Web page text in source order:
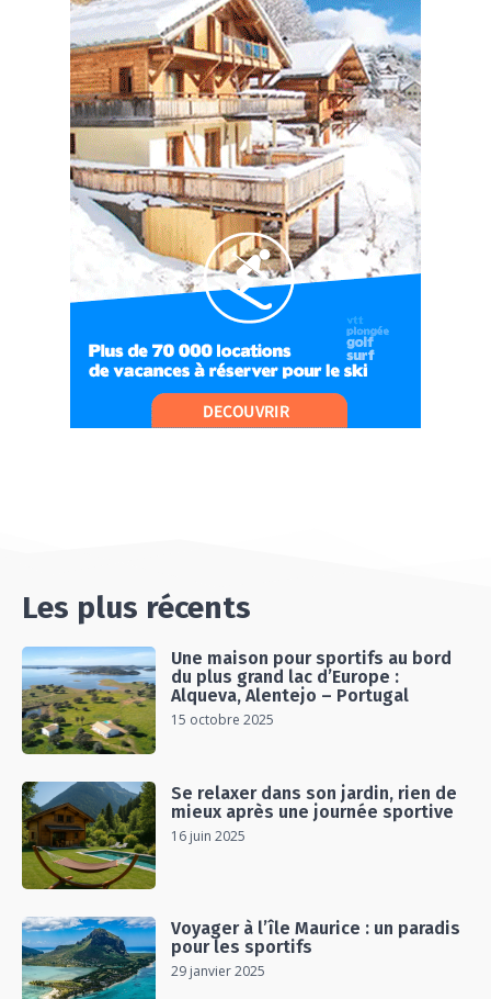
DU BEAUFORTAIN
04:09
#Ep8 VLOG : DÉCOUVERTE DU VERCORS ET DU
BASSIN GRENOBLOIS !
09:04
#Ep9 VLOG : UN SPORTIHOME CHEZ
SPORTIHOME !
07:21
#Ep10 VLOG : UN SEJOUR SPORTIF PROCHE DE
PARIS !
07:37
#Ep11 VLOG : SÉJOUR AU BORD DE LA SAÔNE
ET AU LAC D’AIGUEBELETTE
05:55
#Ep12 VLOG : ANNECY, ENTRE LAC ET
06:26
UN SÉJOUR SPORT & NATURE
07:19
Les plus récents
Une maison pour sportifs au bord
du plus grand lac d’Europe :
Alqueva, Alentejo – Portugal
15 octobre 2025
Se relaxer dans son jardin, rien de
mieux après une journée sportive
16 juin 2025
Voyager à l’île Maurice : un paradis
pour les sportifs
29 janvier 2025